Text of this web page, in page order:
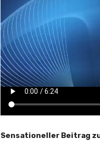
Sensationeller Beitrag